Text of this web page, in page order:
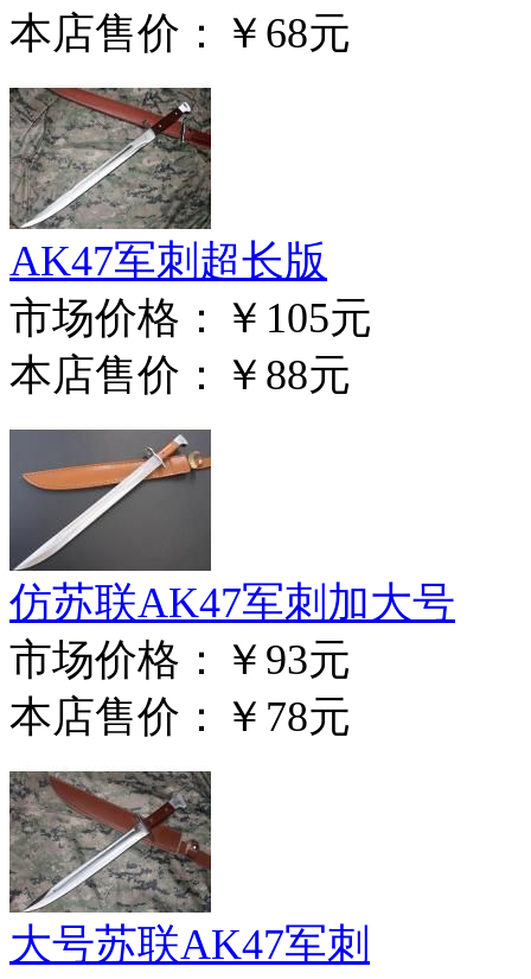
本店售价： ￥68元
AK47军刺超长版
市场价格： ￥105元
本店售价： ￥88元
仿苏联AK47军刺加大号
市场价格： ￥93元
本店售价： ￥78元
大号苏联AK47军刺